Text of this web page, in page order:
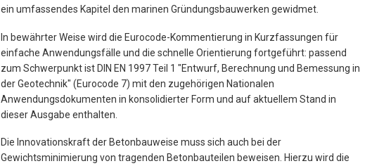
ein umfassendes Kapitel den marinen Gründungsbauwerken gewidmet.
In bewährter Weise wird die Eurocode-Kommentierung in Kurzfassungen für
einfache Anwendungsfälle und die schnelle Orientierung fortgeführt: passend
zum Schwerpunkt ist DIN EN 1997 Teil 1 "Entwurf, Berechnung und Bemessung in
der Geotechnik" (Eurocode 7) mit den zugehörigen Nationalen
Anwendungsdokumenten in konsolidierter Form und auf aktuellem Stand in
dieser Ausgabe enthalten.
Die Innovationskraft der Betonbauweise muss sich auch bei der
Gewichtsminimierung von tragenden Betonbauteilen beweisen. Hierzu wird die